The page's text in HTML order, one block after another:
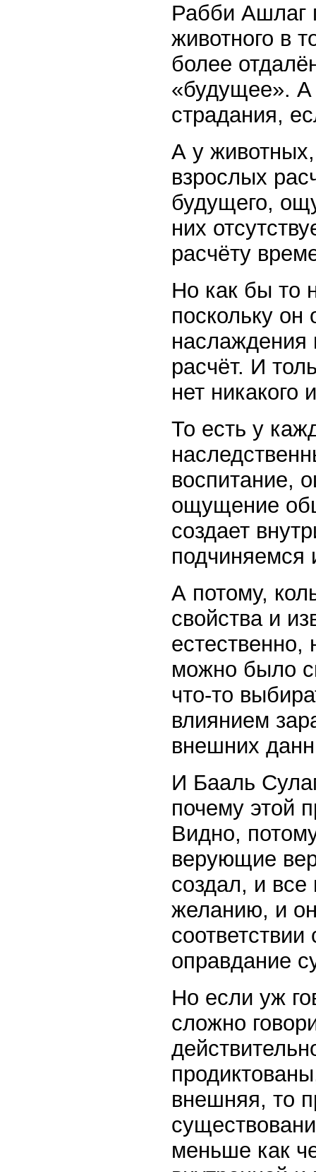
Рабби Ашлаг
животного в
более
«будущее». А
страдания,
А у животных,
взрослых
будущего,
них
расчёту
Но как бы то
поскольку
наслаждения
расчёт. И
нет никакого
То есть у
воспитание,
ощущение
создает
подчиняемся
А потому,
свойства и
естественно,
можно было
что-то
влиянием
внешних
И Бааль
почему этой
Видно,
верующие
создал, и все
желанию, и
оправдание
Но если уж
сложно
внешняя, то
меньше как